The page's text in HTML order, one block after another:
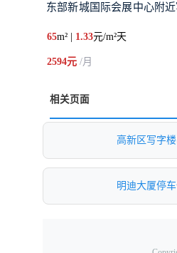
东部新城国际会展中心附
65m² | 1.33元/m²天
2594元 /月
相关页面
高新区写字楼
明迪大厦停